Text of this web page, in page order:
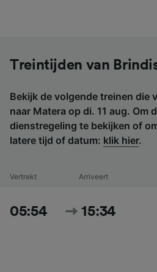
Treintijden van
Bekijk de volgende treinen die
naar Matera op di. 11 aug. Om
dienstregeling te bekijken of
latere tijd of datum: klik hier.
Vertrekt Arriveert
05:54 15:34